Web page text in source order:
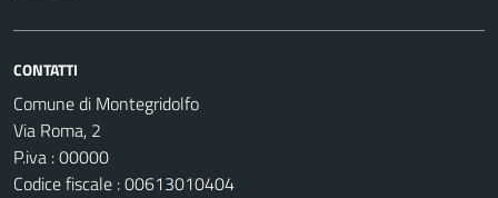
CONTATTI
Comune di Montegridolfo
Via Roma, 2
P.iva : 00000
Codice fiscale : 00613010404